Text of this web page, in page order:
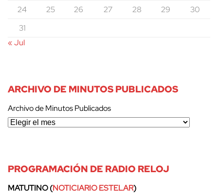
24
25 26 27 28 29
30
31
« Jul
ARCHIVO DE MINUTOS PUBLICADOS
Archivo de Minutos Publicados
PROGRAMACIÓN DE RADIO RELOJ
MATUTINO (NOTICIARIO ESTELAR)